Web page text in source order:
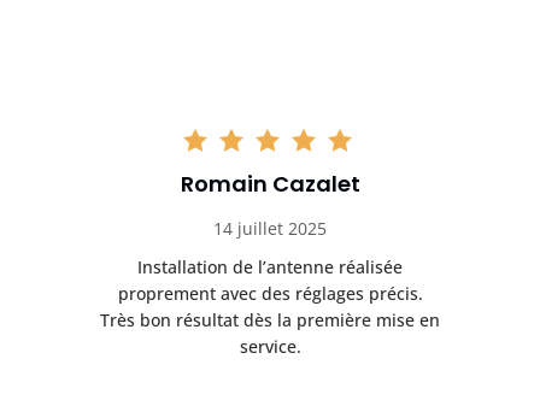
Romain Cazalet
14 juillet 2025
Installation de l’antenne réalisée
proprement avec des réglages précis.
Très bon résultat dès la première mise en
service.